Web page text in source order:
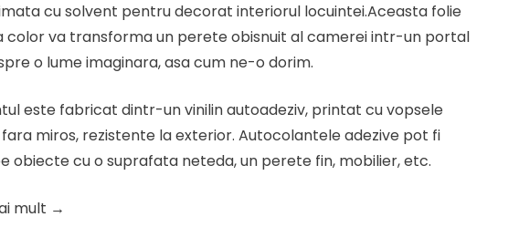
a
fost:
154.21 lei.
este:
123.37 lei.
cu solvent pentru decorat interiorul locuintei.Aceasta folie
color va transforma un perete obisnuit al camerei intr-un portal
o lume imaginara, asa cum ne-o dorim.
este fabricat dintr-un vinilin autoadeziv, printat cu vopsele
miros, rezistente la exterior. Autocolantele adezive pot fi
obiecte cu o suprafata neteda, un perete fin, mobilier, etc.
mult →